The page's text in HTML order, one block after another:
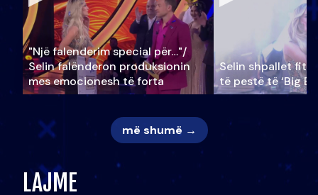
"Një falenderim special për…"/
Selin falënderon produksionin
mes emocionesh të forta
Selin shpallet
të pestë të ‘Big
më shumë →
LAJME